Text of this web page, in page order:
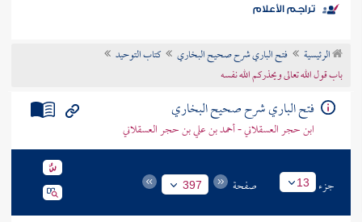
موضوعي
تراجم الأعلام
الرئيسية فتح الباري شرح صحيح البخاري
كتاب التوحيد
باب قول الله تعالى ويحذركم الله نفسه
فتح الباري شرح صحيح البخاري
ابن حجر العسقلاني - أحمد بن علي بن حجر العسقلاني
جزء 13 صفحة 397